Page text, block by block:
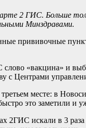
2 ГИС. Больше
Минздравами.
прививочные
«вакцина» и
с Центрами
месте: в
это заметили и
искали в 3